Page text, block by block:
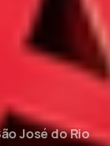
José do Rio